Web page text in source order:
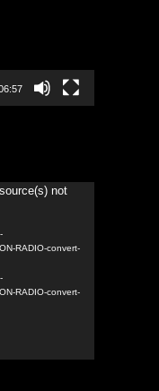
not
RADIO-convert-
RADIO-convert-